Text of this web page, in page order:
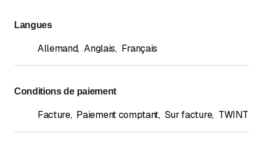
Langues
Allemand, Anglais, Français
Conditions de paiement
Facture, Paiement comptant, Sur facture, TWINT